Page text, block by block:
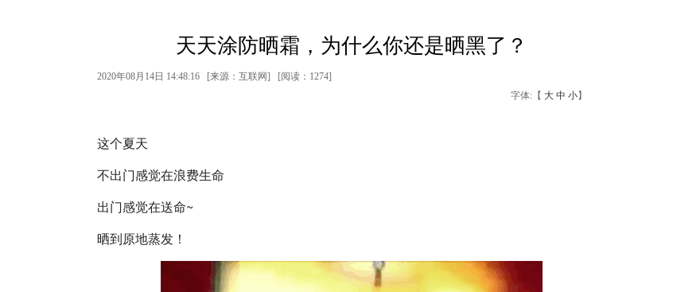
天天涂防晒霜，为什么你还是晒黑了？
2020年08月14日 14:48:16 [来源：互联网] [阅读：1274]
字体:【 大 中 小】
这个夏天
不出门感觉在浪费生命
出门感觉在送命~
晒到原地蒸发！